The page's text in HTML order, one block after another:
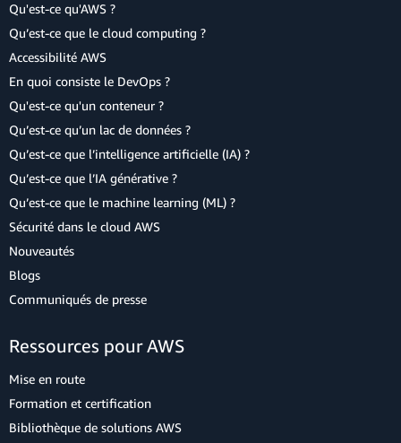
Qu'est-ce qu'AWS ?
Qu’est-ce que le cloud computing ?
Accessibilité AWS
En quoi consiste le DevOps ?
Qu'est-ce qu'un conteneur ?
Qu’est-ce qu’un lac de données ?
Qu’est-ce que l’intelligence artificielle (IA) ?
Qu’est-ce que l’IA générative ?
Qu’est-ce que le machine learning (ML) ?
Sécurité dans le cloud AWS
Nouveautés
Blogs
Communiqués de presse
Ressources pour AWS
Mise en route
Formation et certification
Bibliothèque de solutions AWS